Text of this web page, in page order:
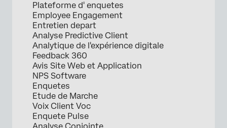
Plateforme d' enquetes
Employee Engagement
Entretien depart
Analyse Predictive Client
Analytique de l'expérience digitale
Feedback 360
Avis Site Web et Application
NPS Software
Enquetes
Etude de Marche
Voix Client Voc
Enquete Pulse